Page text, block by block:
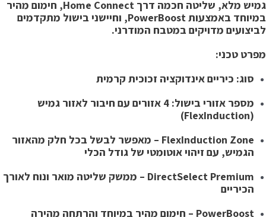
גמיש מלא, שליטה חכמה דרך Home Connect, חימום מהיר
במיוחד באמצעות PowerBoost, וחיישני בישול מתקדמים
מדויקים במטבח המודרני.
טכני:
סוג: כיריים אינדוקציה זכוכית קרמית
מספר אזורי בישול: 4 אזורים עם חיבור לאזור גמיש
(FlexInduction)
FlexInduction Zone – מאפשר לבשל בכל חלק מהאזור
הגמיש, עם זיהוי אוטומטי של גודל הכלי
DirectSelect Premium – ממשק שליטה מואר ונוח לאורך
הכיריים
PowerBoost – חימום מהיר במיוחד והרתחה מהירה